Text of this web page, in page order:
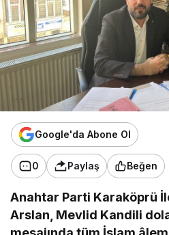
Google'da Abone Ol
0 Paylaş Beğen
Anahtar Parti Karaköprü
Arslan, Mevlid Kandili